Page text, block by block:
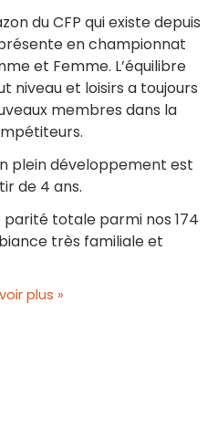
du CFP qui existe depuis
en championnat
et Femme. L’équilibre
niveau et loisirs a toujours
membres dans la
plein développement est
de 4 ans.
parité totale parmi nos 174
très familiale et
plus »